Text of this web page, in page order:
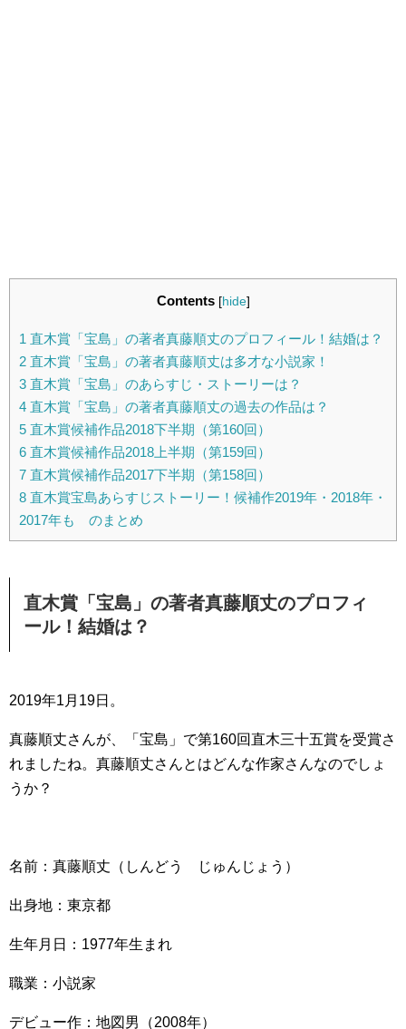
Contents [hide]
1 直木賞「宝島」の著者真藤順丈のプロフィール！結婚は？
2 直木賞「宝島」の著者真藤順丈は多才な小説家！
3 直木賞「宝島」のあらすじ・ストーリーは？
4 直木賞「宝島」の著者真藤順丈の過去の作品は？
5 直木賞候補作品2018下半期（第160回）
6 直木賞候補作品2018上半期（第159回）
7 直木賞候補作品2017下半期（第158回）
8 直木賞宝島あらすじストーリー！候補作2019年・2018年・
2017年も のまとめ
直木賞「宝島」の著者真藤順丈のプロフィ
ール！結婚は？
2019年1月19日。
真藤順丈さんが、「宝島」で第160回直木三十五賞を受賞さ
れましたね。真藤順丈さんとはどんな作家さんなのでしょ
うか？
名前：真藤順丈（しんどう じゅんじょう）
出身地：東京都
生年月日：1977年生まれ
職業：小説家
デビュー作：地図男（2008年）